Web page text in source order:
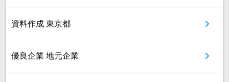
資料作成 東京都
優良企業 地元企業